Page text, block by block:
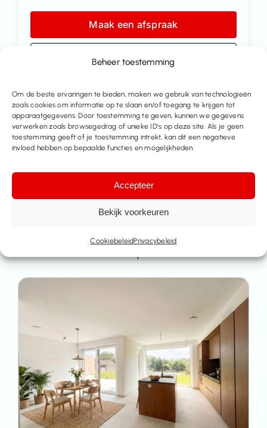
Beheer toestemming
Om de beste ervaringen te bieden, maken we gebruik van technologieën
zoals cookies om informatie op te slaan en/of toegang te krijgen tot
apparaatgegevens. Door toestemming te geven, kunnen we gegevens
verwerken zoals browsegedrag of unieke ID's op deze site. Als je geen
toestemming geeft of je toestemming intrekt, kan dit een negatieve
invloed hebben op bepaalde functies en mogelijkheden.
Accepteer
Bekijk voorkeuren
CookiebeleidPrivacybeleid
Maak een afspraak
Contacteer ons
Deel dit pand